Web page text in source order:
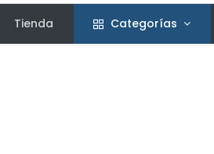
Tienda Categorías